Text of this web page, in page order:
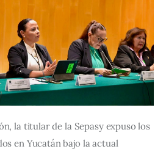
la titular de la Sepasy expuso los
en Yucatán bajo la actual